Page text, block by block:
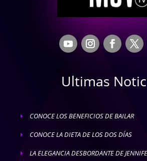
Ultimas
E CONOCE LOS BENEFICIOS DE BAILAR
E CONOCE LA DIETA DE LOS DOS DÍAS
E LA ELEGANCIA DESBORDANTE DE